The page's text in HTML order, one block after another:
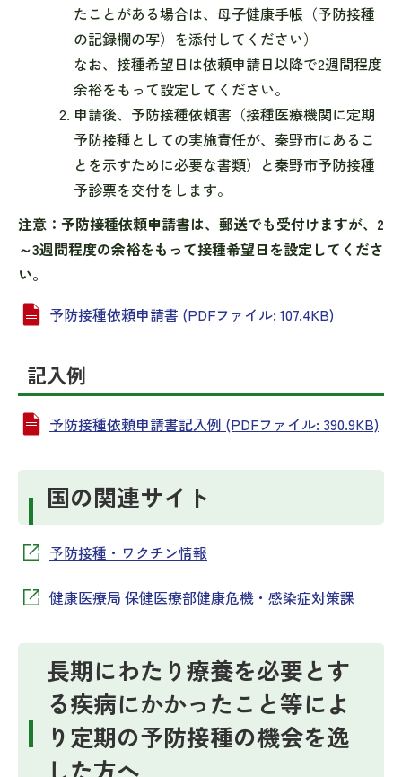
たことがある場合は、母子健康手帳（予防接種
の記録欄の写）を添付してください）
なお、接種希望日は依頼申請日以降で2週間程度
余裕をもって設定してください。
申請後、予防接種依頼書（接種医療機関に定期
予防接種としての実施責任が、秦野市にあるこ
とを示すために必要な書類）と秦野市予防接種
予診票を交付をします。
注意：予防接種依頼申請書は、郵送でも受付けますが、2
～3週間程度の余裕をもって接種希望日を設定してくださ
い。
予防接種依頼申請書 (PDFファイル: 107.4KB)
記入例
予防接種依頼申請書記入例 (PDFファイル: 390.9KB)
国の関連サイト
予防接種・ワクチン情報​
健康医療局 保健医療部健康危機・感染症対策課
長期にわたり療養を必要とす
る疾病にかかったこと等によ
り定期の予防接種の機会を逸
した方へ